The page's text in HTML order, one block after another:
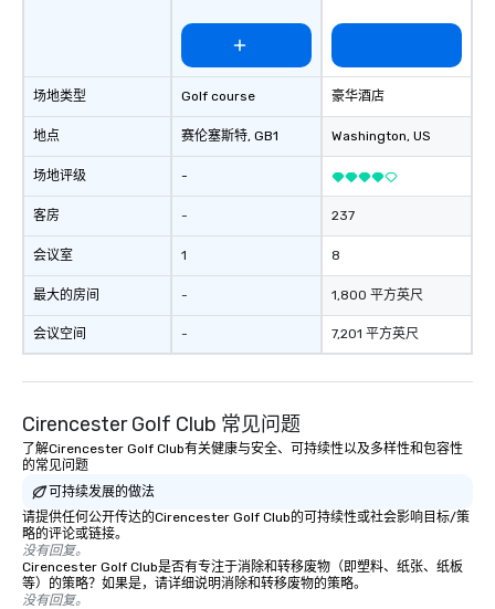
communication beyond the event
场地类型
地点
场地评级
客房
会议室
最大的房间
会议空间
Golf course
赛伦塞斯特, GB1
-
-
1
-
-
豪华酒店
Washington, US
237
8
1,800 平方英尺
7,201 平方英尺
Cirencester Golf Club 常见问题
了解Cirencester Golf Club有关健康与安全、可持续性以及多样性和包容性
的常见问题
可持续发展的做法
请提供任何公开传达的Cirencester Golf Club的可持续性或社会影响目标/策
略的评论或链接。
没有回复。
Cirencester Golf Club是否有专注于消除和转移废物（即塑料、纸张、纸板
等）的策略？如果是，请详细说明消除和转移废物的策略。
没有回复。